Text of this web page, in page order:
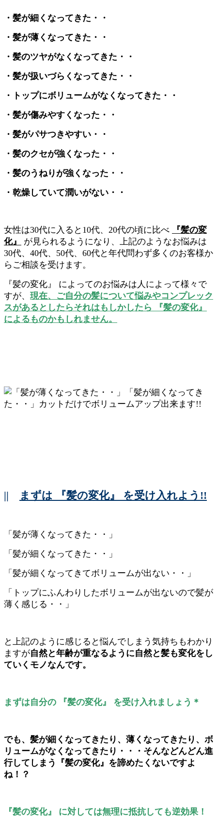
・髪が細くなってきた・・
・髪が薄くなってきた・・
・髪のツヤがなくなってきた・・
・髪が扱いづらくなってきた・・
・トップにボリュームがなくなってきた・・
・髪が傷みやすくなった・・
・髪がパサつきやすい・・
・髪のクセが強くなった・・
・髪のうねりが強くなった・・
・乾燥していて潤いがない・・
女性は30代に入ると10代、20代の頃に比べ
『髪の変
化』
が見られるようになり、上記のようなお悩みは
30代、40代、50代、60代と年代問わず多くのお客様か
らご相談を受けます。
『髪の変化』 によってのお悩みは人によって様々で
すが、 現在、 ご自分の髪について悩みやコンプレック
スがあるとしたらそれはもしかしたら 『髪の変化』
によるものかもしれません。
|| まずは 『髪の変化』 を受け入れよう!!
「髪が薄くなってきた・・」
「髪が細くなってきた・・」
「髪が細くなってきてボリュームが出ない・・」
「トップにふんわりしたボリュームが出ないので髪が
薄く感じる・・」
と上記のように感じると悩んでしまう気持ちもわかり
ますが自然と年齢が重なるように自然と髪も変化をし
ていくモノなんです。
まずは自分の 『髪の変化』 を受け入れましょう＊
でも、髪が細くなってきたり、薄くなってきたり、ボ
リュームがなくなってきたり・・・そんなどんどん進
行してしまう『髪の変化』を諦めたくないですよ
ね！？
『髪の変化』 に対しては無理に抵抗しても逆効果！